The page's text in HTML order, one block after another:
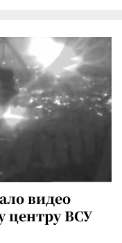
видео
центру ВСУ